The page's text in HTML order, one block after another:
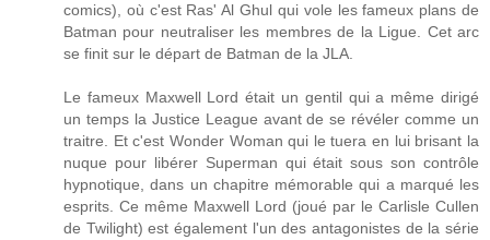
comics), où c'est Ras' Al Ghul qui vole les fameux plans de
Batman pour neutraliser les membres de la Ligue. Cet arc
se finit sur le départ de Batman de la JLA.
Le fameux Maxwell Lord était un gentil qui a même dirigé
un temps la Justice League avant de se révéler comme un
traitre. Et c'est Wonder Woman qui le tuera en lui brisant la
nuque pour libérer Superman qui était sous son contrôle
hypnotique, dans un chapitre mémorable qui a marqué les
esprits. Ce même Maxwell Lord (joué par le Carlisle Cullen
de Twilight) est également l'un des antagonistes de la série